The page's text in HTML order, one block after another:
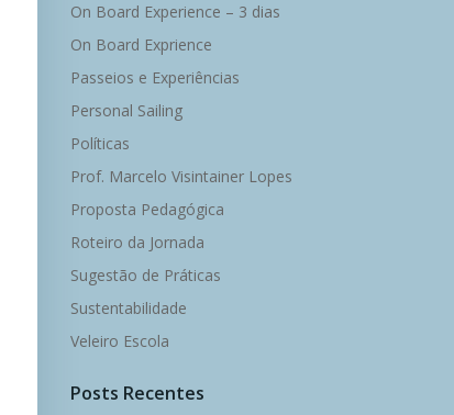
On Board Experience – 3 dias
On Board Exprience
Passeios e Experiências
Personal Sailing
Políticas
Prof. Marcelo Visintainer Lopes
Proposta Pedagógica
Roteiro da Jornada
Sugestão de Práticas
Sustentabilidade
Veleiro Escola
Posts Recentes